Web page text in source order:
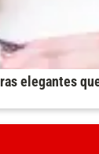
elegantes